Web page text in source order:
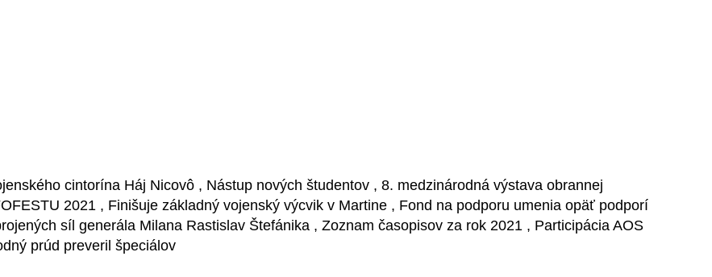
cintorína Háj Nicovô , Nástup nových študentov , 8. medzinárodná výstava obrannej
2021 , Finišuje základný vojenský výcvik v Martine , Fond na podporu umenia opäť podporí
síl generála Milana Rastislav Štefánika , Zoznam časopisov za rok 2021 , Participácia AOS
prúd preveril špeciálov